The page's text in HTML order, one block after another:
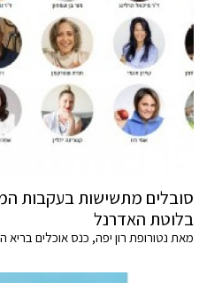
סובלים מתשישות בעקבות
בלוטת האדרנל
מאת נטורופת רון יפה, כנס אוכלים בריא ה-